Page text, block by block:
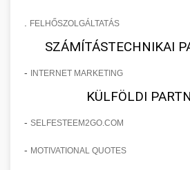
FELHŐSZOLGÁLTATÁS
SZÁMÍTÁSTECHNIKAI
- INTERNET MARKETING
KÜLFÖLDI
- SELFESTEEM2GO.COM
- MOTIVATIONAL QUOTES